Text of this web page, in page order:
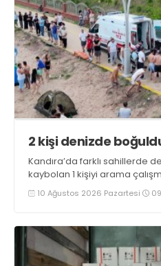
2 kişi denizde
Kandıra’da farklı sahillerde
kaybolan 1 kişiyi arama
10 Ağustos 2026 Pazartesi